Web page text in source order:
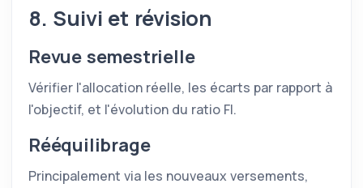
8. Suivi et révision
Revue semestrielle
Vérifier l'allocation réelle, les écarts par rapport à
l'objectif, et l'évolution du ratio FI.
Rééquilibrage
Principalement via les nouveaux versements,